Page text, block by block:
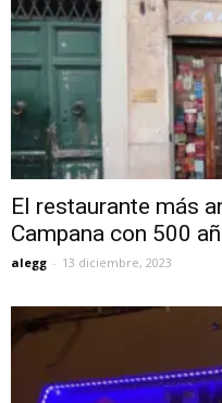
El restaurante más
Campana con 500
alegg - 13 diciembre, 2023